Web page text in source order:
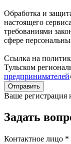
Обработка и
настоящего
требованиями
сфере
Ссылка на
Тульском
предпринимателей
Отправить
Ваше регистрация
Задать
Контактное лицо *